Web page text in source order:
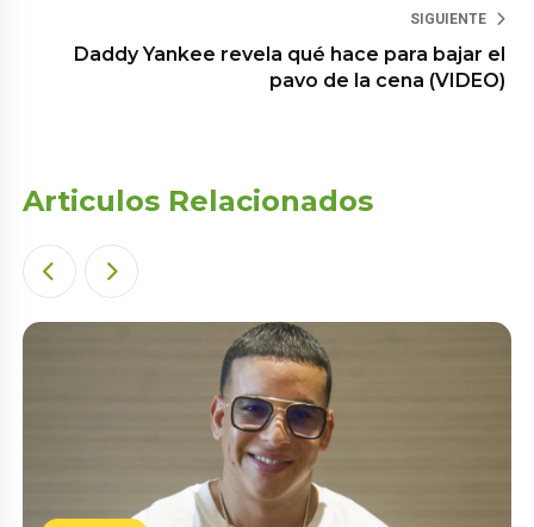
SIGUIENTE
Daddy Yankee revela qué hace para bajar el
pavo de la cena (VIDEO)
Articulos Relacionados